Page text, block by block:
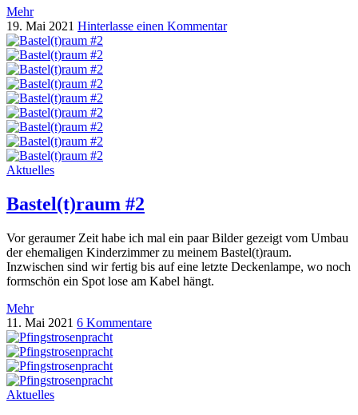
Mehr
19. Mai 2021 Hinterlasse einen Kommentar
Aktuelles
Bastel(t)raum #2
Vor geraumer Zeit habe ich mal ein paar Bilder gezeigt vom Umbau
der ehemaligen Kinderzimmer zu meinem Bastel(t)raum.
Inzwischen sind wir fertig bis auf eine letzte Deckenlampe, wo noch
formschön ein Spot lose am Kabel hängt.
Mehr
11. Mai 2021 6 Kommentare
Aktuelles